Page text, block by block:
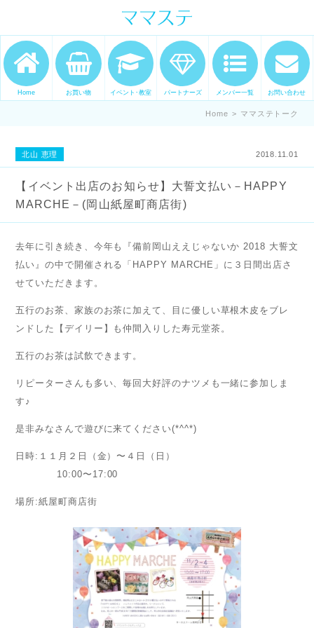
ママの才能発信します。 手づくり
表現ステージ ママステ スキル・セ
ンスを表現したいママが集まって
ます。
Home お買い物 イベント･教室 パートナーズ メンバー一覧 お問い合わせ
Home > ママステトーク
北山 恵理 2018.11.01
【イベント出店のお知らせ】大誓文払い－HAPPY
MARCHE－(岡山紙屋町商店街)
去年に引き続き、今年も『備前岡山ええじゃないか 2018 大誓文
払い』の中で開催される「HAPPY MARCHE」に３日間出店さ
せていただきます。
五行のお茶、家族のお茶に加えて、目に優しい草根木皮をブレ
ンドした【デイリー】も仲間入りした寿元堂茶。
五行のお茶は試飲できます。
リピーターさんも多い、毎回大好評のナツメも一緒に参加しま
す♪
是非みなさんで遊びに来てください(*^^*)
日時:１１月２日（金）〜４日（日）
10:00〜17:00
場所:紙屋町商店街